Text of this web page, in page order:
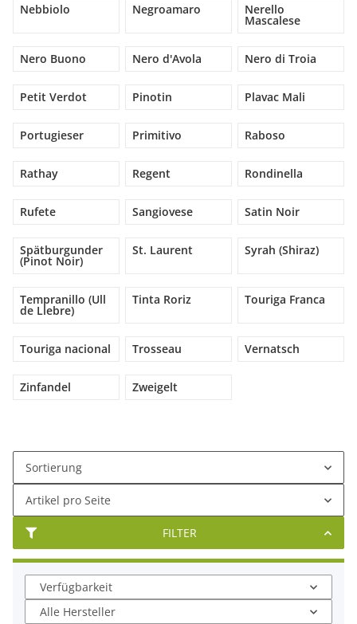
Nebbiolo Negroamaro Nerello
Mascalese
Nero Buono Nero d'Avola Nero di Troia
Petit Verdot Pinotin Plavac Mali
Portugieser Primitivo Raboso
Rathay Regent Rondinella
Rufete Sangiovese Satin Noir
Spätburgunder
(Pinot Noir)
St. Laurent Syrah (Shiraz)
Tempranillo (Ull
de Llebre)
Tinta Roriz Touriga Franca
Touriga nacional Trosseau Vernatsch
Zinfandel Zweigelt
FILTER
Sortierung
Artikel pro Seite
Verfügbarkeit
Alle Hersteller